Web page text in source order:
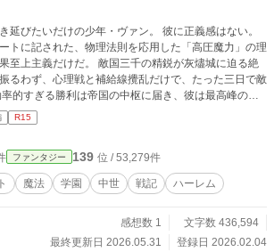
だけの少年・ヴァン。 彼に正義感はない。
トに記された、物理法則を応用した「高圧魔力」の理
国三千の精鋭が灰燼城に迫る絶
るわず、心理戦と補給線攪乱だけで、たった三日で敵
的すぎる勝利は帝国の中枢に届き、彼は最高峰の帝
いわけじゃない。ただ、
るため、生き残らなきゃならないだけだ」 無口最
、命を取引に差し出した狼耳少女・アイリ。彼は常に
の遺したノートの謎、そして生まれて一度も会ったこ
都の闇へと踏み込んでいく。 正義も英雄も、
合理主義が英雄譚を侵食していく、反英雄ミリタリー
R15
ファンタジー 139 位 / 53,279件
魔法 学園 中世 戦記 ハーレム
感想数 1
文字数 436,594
最終更新日 2026.05.31
登録日 2026.02.04